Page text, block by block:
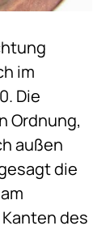
im
Die
Ordnung,
außen
die
des